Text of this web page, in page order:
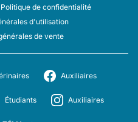
Politique de confidentialité
d'utilisation
de vente
Auxiliaires
Étudiants Auxiliaires